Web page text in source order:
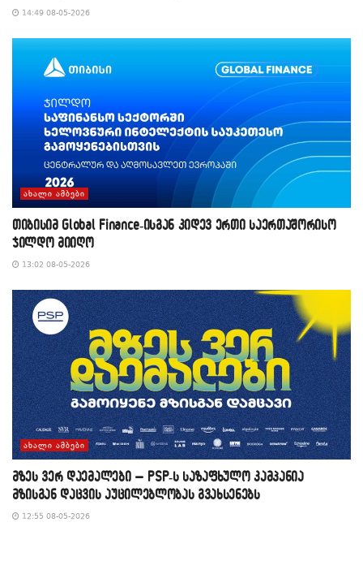
14:49 08-05-2026
ᲐᲮᲐᲚᲘ ᲐᲛᲑᲔᲑᲘ
თიბისიმ Global Finance-ისგან კიდევ ერთი საერთაშორისო
ჯილდო მიიღო
13:02 08-05-2026
ᲐᲮᲐᲚᲘ ᲐᲛᲑᲔᲑᲘ
მზეს ვერ დაემალები – PSP-ს საზაფხულო კამპანია
მზისგან დაცვის აუცილებლობას გვახსენებს
12:55 08-05-2026